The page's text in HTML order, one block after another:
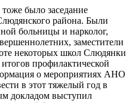
было заседание
района. Были
больницы и нарколог,
заместители
некоторых школ Слюдянки
профилактической
о мероприятиях АНО
в этот тяжелый год в
докладом выступил